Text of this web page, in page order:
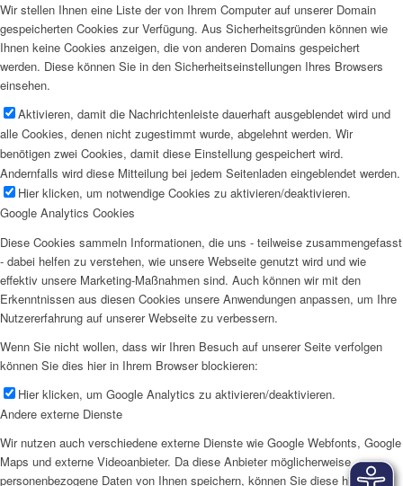
Wir stellen Ihnen eine Liste der von Ihrem Computer auf unserer Domain
gespeicherten Cookies zur Verfügung. Aus Sicherheitsgründen können wie
Ihnen keine Cookies anzeigen, die von anderen Domains gespeichert
werden. Diese können Sie in den Sicherheitseinstellungen Ihres Browsers
einsehen.
Aktivieren, damit die Nachrichtenleiste dauerhaft ausgeblendet wird und
alle Cookies, denen nicht zugestimmt wurde, abgelehnt werden. Wir
benötigen zwei Cookies, damit diese Einstellung gespeichert wird.
Andernfalls wird diese Mitteilung bei jedem Seitenladen eingeblendet werden.
Hier klicken, um notwendige Cookies zu aktivieren/deaktivieren.
Google Analytics Cookies
Diese Cookies sammeln Informationen, die uns - teilweise zusammengefasst
- dabei helfen zu verstehen, wie unsere Webseite genutzt wird und wie
effektiv unsere Marketing-Maßnahmen sind. Auch können wir mit den
Erkenntnissen aus diesen Cookies unsere Anwendungen anpassen, um Ihre
Nutzererfahrung auf unserer Webseite zu verbessern.
Wenn Sie nicht wollen, dass wir Ihren Besuch auf unserer Seite verfolgen
können Sie dies hier in Ihrem Browser blockieren:
Hier klicken, um Google Analytics zu aktivieren/deaktivieren.
Andere externe Dienste
Wir nutzen auch verschiedene externe Dienste wie Google Webfonts, Google
Maps und externe Videoanbieter. Da diese Anbieter möglicherweise
personenbezogene Daten von Ihnen speichern, können Sie diese hier